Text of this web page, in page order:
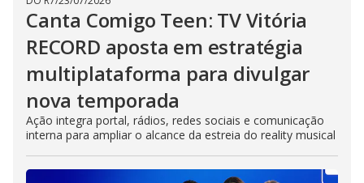
Canta Comigo Teen: TV Vitória
RECORD aposta em estratégia
multiplataforma para divulgar
nova temporada
Ação integra portal, rádios, redes sociais e comunicação
interna para ampliar o alcance da estreia do reality musical